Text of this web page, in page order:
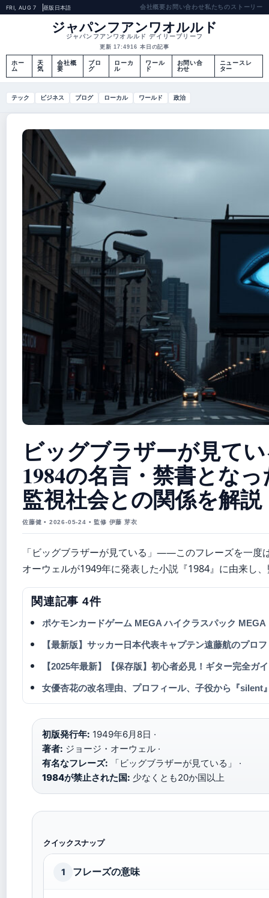
FRI, AUG 7 昼版 日本語 会社概要お問い合わせ私たちのストーリー
ジャパンフアンワオルルド
ジャパンフアンワオルルド デイリーブリーフ
更新 17:4916 本日の記事
ホー
ム
天
気
会社概
要
ブロ
グ
ローカ
ル
ワール
ド
お問い合
わせ
ニュースレ
ター
テック ビジネス ブログ ローカル ワールド 政治
ビッグブラザーが見て
1984の名言・禁書とな
監視社会との関係を解説
佐藤健 • 2026-05-24 • 監修 伊藤 芽衣
「ビッグブラザーが見ている」——このフレーズを一度
オーウェルが1949年に発表した小説『1984』に由来し
関連記事 4件
ポケモンカードゲーム MEGA ハイクラスパック
【最新版】サッカー日本代表キャプテン遠藤航のプロ
【2025年最新】【保存版】初心者必見！ギター完全ガ
女優杏花の改名理由、プロフィール、子役から『silent
初版発行年: 1949年6月8日 ·
著者: ジョージ・オーウェル ·
有名なフレーズ: 「ビッグブラザーが見ている」 ·
1984が禁止された国: 少なくとも20か国以上
クイックスナップ
1 フレーズの意味